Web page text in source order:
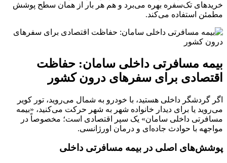
خریدهای تک‌سفره بهره می‌برد و هم هر بار از همان سطح پوشش
مطمئن استفاده می‌کند.
بیمه مسافرتی داخلی سامان: حفاظت
اقتصادی برای سفرهای درون کشور
اگر گردشگر داخلی هستید، با خودرو به شمال می‌روید، تور کویر
می‌روید یا برای دیدار خانواده شهر به شهر حرکت می‌کنید، «بیمه
مسافرتی داخلی سامان» یک سپر اقتصادی است؛ مخصوصاً در
مواجهه با حوادث جاده‌ای و درمان اورژانسی.
پوشش‌های اصلی در بیمه مسافرتی داخلی